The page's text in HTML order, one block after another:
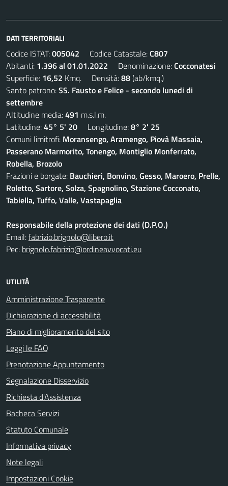
DATI TERRITORIALI
Codice ISTAT:005042 Codice Catastale:C807
Abitanti: 1.396 al 01.01.2022 Denominazione:Cocconatesi
Superficie: 16,52 Kmq. Densità:88(ab/kmq.)
Santo patrono:SS. Fausto e Felice - secondo lunedi di
settembre
Altitudine media:491 m.s.l.m.
Latitudine:45° 5' 20 Longitudine:8° 2' 25
Comuni limitrofi: Moransengo, Aramengo, Piovà Massaia,
Passerano Marmorito, Tonengo, Montiglio Monferrato,
Robella, Brozolo
Frazioni e borgate: Bauchieri, Bonvino, Gesso, Maroero, Prelle,
Roletto, Sartore, Solza, Spagnolino, Stazione Cocconato,
Tabiella, Tuffo, Valle, Vastapaglia
Responsabile della protezione dei dati (D.P.O.)
Email:fabrizio.brignolo@libero.it
Pec: brignolo.fabrizio@ordineavvocati.eu
UTILITÀ
Amministrazione Trasparente
Dichiarazione di accessibilità
Piano di miglioramento del sito
Leggi le FAQ
Prenotazione Appuntamento
Segnalazione Disservizio
Richiesta d'Assistenza
Bacheca Servizi
Statuto Comunale
Informativa privacy
Note legali
Impostazioni Cookie